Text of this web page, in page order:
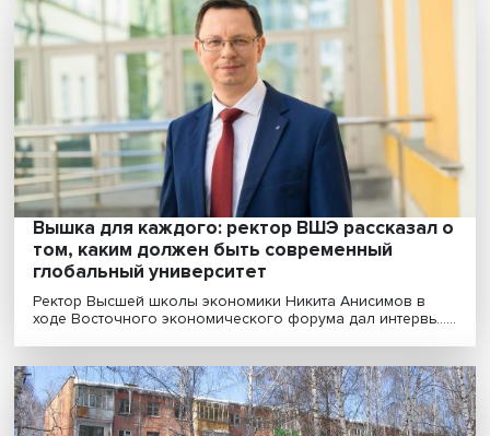
судью
Задача Legal Design, или юридического дизайна, в
чтобы получить оптимальное сочетание содерж......
«Третья миссия актуальна для всех
университетов без исключения»